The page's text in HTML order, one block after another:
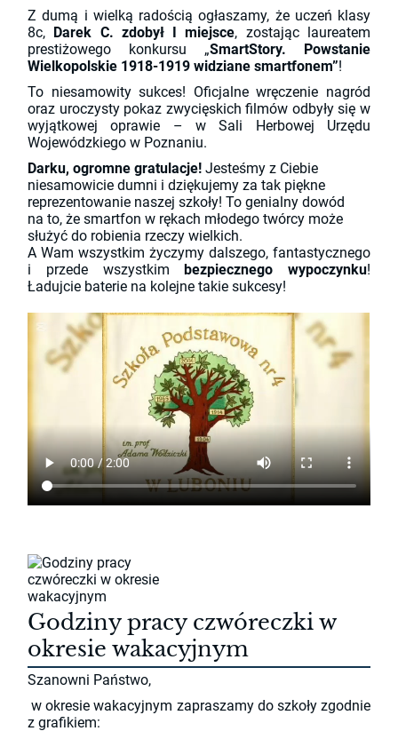
Z dumą i wielką radością ogłaszamy, że uczeń klasy
8c,
Darek C. zdobył I miejsce, zostając laureatem
prestiżowego konkursu „SmartStory. Powstanie
Wielkopolskie 1918-1919 widziane smartfonem”!
To niesamowity sukces! Oficjalne wręczenie nagród
oraz uroczysty pokaz zwycięskich filmów odbyły się w
wyjątkowej oprawie – w Sali Herbowej Urzędu
Wojewódzkiego w Poznaniu.
Darku, ogromne gratulacje! Jesteśmy z Ciebie
niesamowicie dumni i dziękujemy za tak piękne
reprezentowanie naszej szkoły! To genialny dowód
na to, że smartfon w rękach młodego twórcy może
służyć do robienia rzeczy wielkich.
A Wam wszystkim życzymy dalszego, fantastycznego
i przede wszystkim
bezpiecznego wypoczynku!
Ładujcie baterie na kolejne takie sukcesy!
Godziny pracy czwóreczki w
okresie wakacyjnym
Szanowni Państwo,
w okresie wakacyjnym zapraszamy do szkoły zgodnie
z grafikiem: